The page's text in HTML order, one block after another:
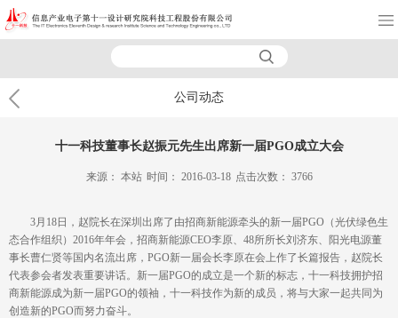
公司动态
十一科技董事长赵振元先生出席新一届PGO成立大会
来源： 本站 时间： 2016-03-18 点击次数： 3766
3月18日，赵院长在深圳出席了由招商新能源牵头的新一届PGO（光伏绿色生
态合作组织）2016年年会，招商新能源CEO李原、48所所长刘济东、阳光电源董
事长曹仁贤等国内名流出席，PGO新一届会长李原在会上作了长篇报告，赵院长
代表参会者发表重要讲话。新一届PGO的成立是一个新的标志，十一科技拥护招
商新能源成为新一届PGO的领袖，十一科技作为新的成员，将与大家一起共同为
创造新的PGO而努力奋斗。